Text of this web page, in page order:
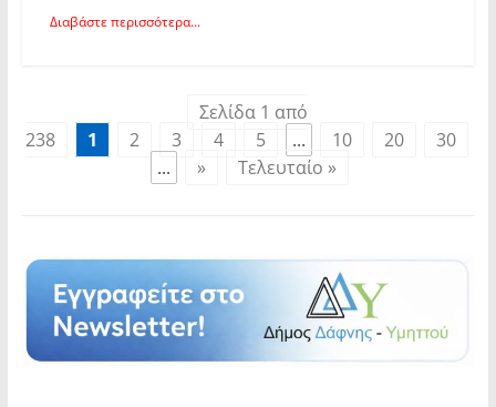
Διαβάστε περισσότερα...
Σελίδα 1 από
238
1 2 3 4 5 ... 10 20
30
...
» Τελευταίο »